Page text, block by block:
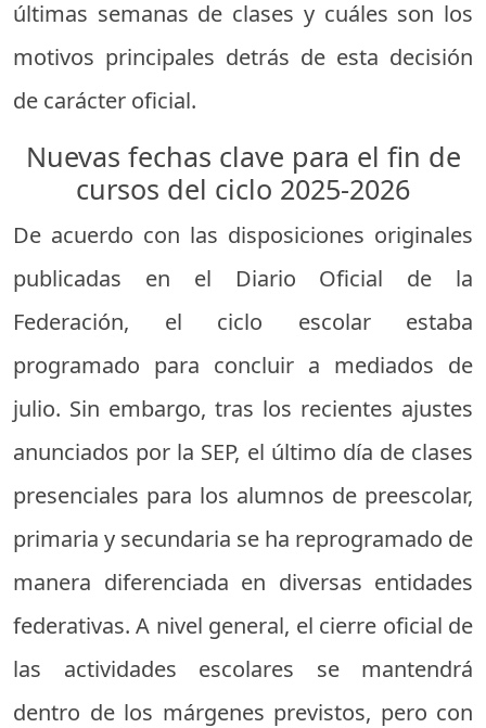
últimas semanas de clases y cuáles son los
motivos principales detrás de esta decisión
de carácter oficial.
Nuevas fechas clave para el fin de
cursos del ciclo 2025-2026
De acuerdo con las disposiciones originales
publicadas en el Diario Oficial de la
Federación, el ciclo escolar estaba
programado para concluir a mediados de
julio. Sin embargo, tras los recientes ajustes
anunciados por la SEP, el último día de clases
presenciales para los alumnos de preescolar,
primaria y secundaria se ha reprogramado de
manera diferenciada en diversas entidades
federativas. A nivel general, el cierre oficial de
las actividades escolares se mantendrá
dentro de los márgenes previstos, pero con